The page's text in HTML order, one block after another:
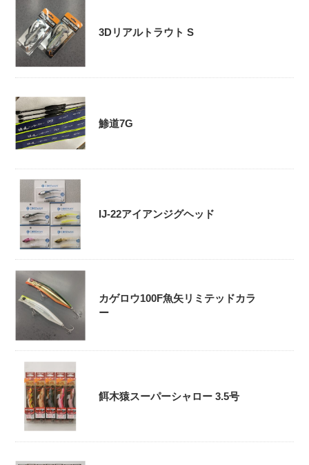
3Dリアルトラウト S
鯵道7G
IJ-22アイアンジグヘッド
カゲロウ100F魚矢リミテッドカラ
ー
餌木猿スーパーシャロー 3.5号